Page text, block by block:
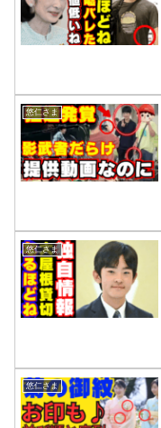
悠仁さま
悠仁さま
悠仁さま